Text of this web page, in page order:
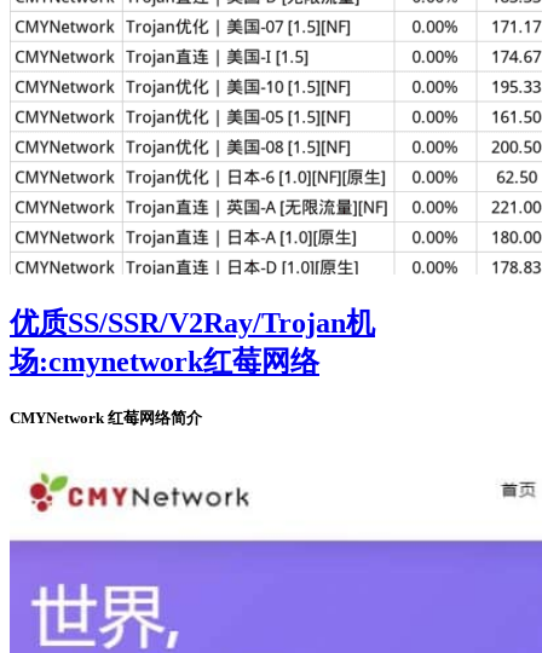
优质SS/SSR/V2Ray/Trojan机
场:cmynetwork红莓网络
CMYNetwork 红莓网络简介